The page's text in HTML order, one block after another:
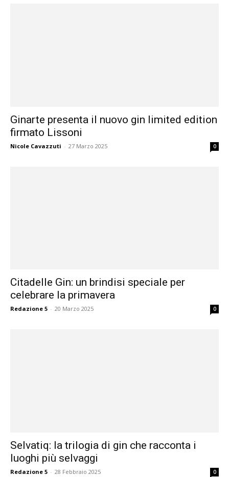
Ginarte presenta il nuovo gin limited edition
firmato Lissoni
Nicole Cavazzuti - 27 Marzo 2025 0
Citadelle Gin: un brindisi speciale per
celebrare la primavera
Redazione 5 - 20 Marzo 2025 0
Selvatiq: la trilogia di gin che racconta i
luoghi più selvaggi
Redazione 5 - 28 Febbraio 2025 0